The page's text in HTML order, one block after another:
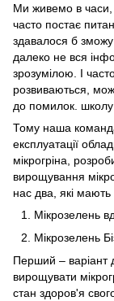
Ми живемо в часи,
часто постає
здавалося б
далеко не вся
зрозумілою. І
розвиваються,
до помилок. школу
Тому наша
експлуатації
мікрогріна,
вирощування
нас два, які мають
Мікрозелень
Мікрозелень
Перший – варіант
вирощувати
стан здоров'я